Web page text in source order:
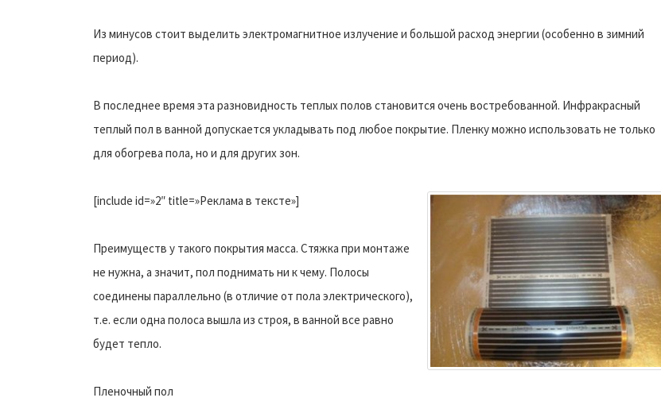
Из минусов стоит выделить электромагнитное излучение и большой расход энергии (особенно в зимний
период).
В последнее время эта разновидность теплых полов становится очень востребованной. Инфракрасный
теплый пол в ванной допускается укладывать под любое покрытие. Пленку можно использовать не только
для обогрева пола, но и для других зон.
[include id=»2″ title=»Реклама в тексте»]
Преимуществ у такого покрытия масса. Стяжка при монтаже
не нужна, а значит, пол поднимать ни к чему. Полосы
соединены параллельно (в отличие от пола электрического),
т.е. если одна полоса вышла из строя, в ванной все равно
будет тепло.
Пленочный пол